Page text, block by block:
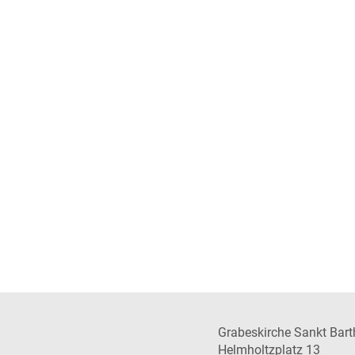
Grabeskirche Sankt
Helmholtzplatz 13